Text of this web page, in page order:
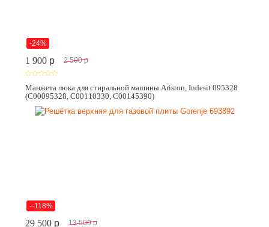
-24%
1 900 p 2 500 p
Манжета люка для стиральной машины Ariston, Indesit 095328
(C00095328, C00110330, C00145390)
--118%
29 500 p 13 500 p